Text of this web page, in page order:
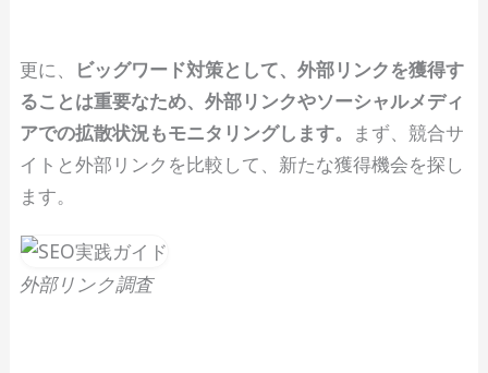
更に、
ビッグワード対策として、外部リンクを獲得す
ることは重要なため、外部リンクやソーシャルメディ
アでの拡散状況もモニタリングします。
まず、競合サ
イトと外部リンクを比較して、新たな獲得機会を探し
ます。
外部リンク調査